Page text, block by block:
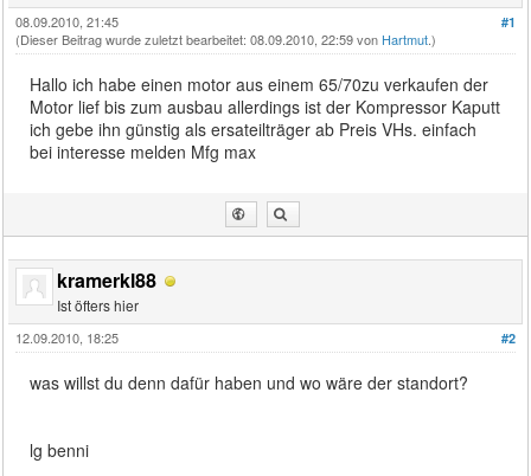
#1
08.09.2010, 21:45
(Dieser Beitrag wurde zuletzt bearbeitet: 08.09.2010, 22:59 von Hartmut.)
Hallo ich habe einen motor aus einem 65/70zu verkaufen der
Motor lief bis zum ausbau allerdings ist der Kompressor Kaputt
ich gebe ihn günstig als ersateilträger ab Preis VHs. einfach
bei interesse melden Mfg max
kramerkl88
Ist öfters hier
#2
12.09.2010, 18:25
was willst du denn dafür haben und wo wäre der standort?
lg benni